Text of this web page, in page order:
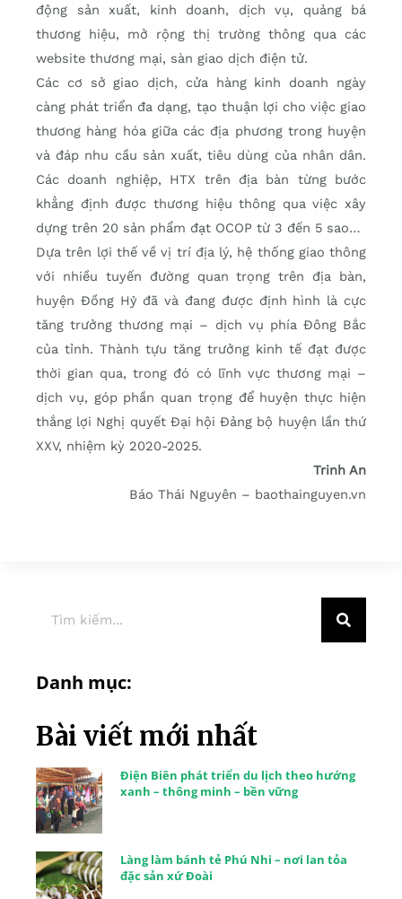
động sản xuất, kinh doanh, dịch vụ, quảng bá
thương hiệu, mở rộng thị trường thông qua các
website thương mại, sàn giao dịch điện tử.
Các cơ sở giao dịch, cửa hàng kinh doanh ngày
càng phát triển đa dạng, tạo thuận lợi cho việc giao
thương hàng hóa giữa các địa phương trong huyện
và đáp nhu cầu sản xuất, tiêu dùng của nhân dân.
Các doanh nghiệp, HTX trên địa bàn từng bước
khẳng định được thương hiệu thông qua việc xây
dựng trên 20 sản phẩm đạt OCOP từ 3 đến 5 sao…
Dựa trên lợi thế về vị trí địa lý, hệ thống giao thông
với nhiều tuyến đường quan trọng trên địa bàn,
huyện Đồng Hỷ đã và đang được định hình là cực
tăng trưởng thương mại – dịch vụ phía Đông Bắc
của tỉnh. Thành tựu tăng trưởng kinh tế đạt được
thời gian qua, trong đó có lĩnh vực thương mại –
dịch vụ, góp phần quan trọng để huyện thực hiện
thắng lợi Nghị quyết Đại hội Đảng bộ huyện lần thứ
XXV, nhiệm kỳ 2020-2025.
Trinh An
Báo Thái Nguyên – baothainguyen.vn
Danh mục:
Bài viết mới nhất
Điện Biên phát triển du lịch theo hướng
xanh – thông minh – bền vững
Làng làm bánh tẻ Phú Nhi – nơi lan tỏa
đặc sản xứ Đoài